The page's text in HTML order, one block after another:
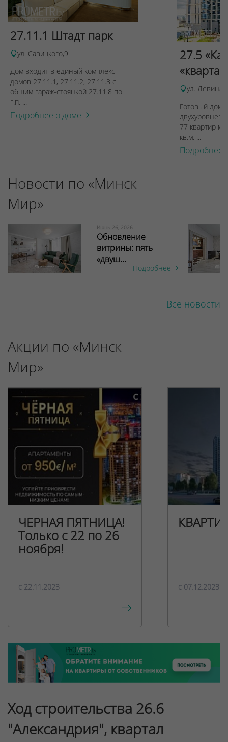
27.11.1 Штадт парк
ул. Савицкого,9
Дом входит в единый комплекс
домов 27.11.1, 27.11.2, 27.11.3 с
общим гараж-стоянкой 27.11.8 по
г.п. ...
Подробнее о доме
27.5
ул. Левина,
Готовый дом
77 квартир
кв.м. ...
Подробнее
Новости по «Минск
Мир»
Июнь 26, 2026
Обновление
витрины: пять
«двуш...
Подробнее
Все новости
Акции по «Минск
Мир»
ЧЕРНАЯ ПЯТНИЦА!
Только с 22 по 26
ноября!
c 22.11.2023 c 07.12.2023
Ход строительства 26.6
"Александрия", квартал